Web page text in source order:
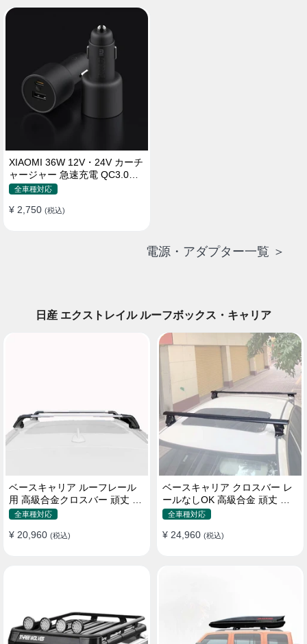
XIAOMI 36W 12V・24V カーチ
ャージャー 急速充電 QC3.0
LEDライト コンパクト 車載充
全車種対応
¥ 2,750 (税込)
電源・アダプター一覧 ＞
日産 エクストレイル ルーフボックス・キャリア
ベースキャリア ルーフレール
用 高級合金クロスバー 頑丈 ロ
ック付き ベースラックセット
全車種対応
¥ 20,960 (税込)
ベースキャリア クロスバー レ
ールなしOK 高級合金 頑丈 ロ
ック付き ベースラックセット
全車種対応
¥ 24,960 (税込)